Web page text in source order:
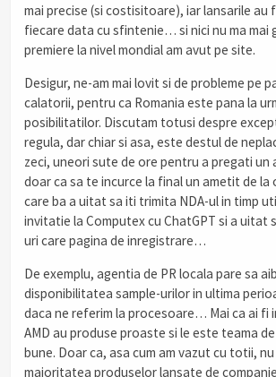
mai precise (si costisitoare), iar lansarile
fiecare data cu sfintenie… si nici nu ma mai
premiere la nivel mondial am avut pe site.
Desigur, ne-am mai lovit si de probleme pe
calatorii, pentru ca Romania este pana la
posibilitatilor. Discutam totusi despre
regula, dar chiar si asa, este destul de
zeci, uneori sute de ore pentru a pregati un
doar ca sa te incurce la final un ametit de la
care ba a uitat sa iti trimita NDA-ul in timp
invitatie la Computex cu ChatGPT si a uitat
uri care pagina de inregistrare…
De exemplu, agentia de PR locala pare sa
disponibilitatea sample-urilor in ultima
daca ne referim la procesoare… Mai ca ai fi
AMD au produse proaste si le este teama
bune. Doar ca, asa cum am vazut cu totii,
majoritatea produselor lansate de